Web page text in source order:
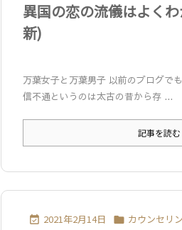
異国の恋の流儀はよく
新)
万葉女子と万葉男子 以前のブログで
信不通というのは太古の昔から存 ...
記事を読む
 2021年2月14日  カウンセリ